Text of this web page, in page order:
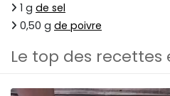
1 g de sel
0,50 g de poivre
Le top des recettes